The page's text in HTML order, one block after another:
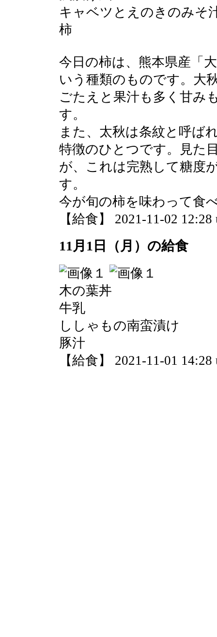
キャベツとえのきのみそ
柿
今日の柿は、熊本県産「
いう種類のものです。大
ごたえと果汁も多く甘み
す。
また、太秋は条紋と呼ば
特徴のひとつです。見た
が、これは完熟して糖度
す。
今が旬の柿を味わって食
【給食】 2021-11-02 12:28
11月1日（月）の給食
木の葉丼
牛乳
ししゃもの南蛮漬け
豚汁
【給食】 2021-11-01 14:28